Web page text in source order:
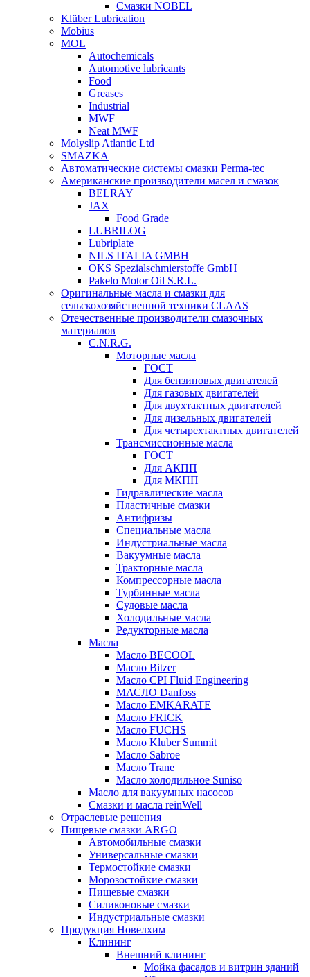
Смазки NOBEL
Klüber Lubrication
Mobius
MOL
Autochemicals
Automotive lubricants
Food
Greases
Industrial
MWF
Neat MWF
Molyslip Atlantic Ltd
SMAZKA
Автоматические системы смазки Perma-tec
Американские производители масел и смазок
BELRAY
JAX
Food Grade
LUBRILOG
Lubriplate
NILS ITALIA GMBH
OKS Spezialschmierstoffe GmbH
Pakelo Motor Oil S.R.L.
Оригинальные масла и смазки для
сельскохозяйственной техники CLAAS
Отечественные производители смазочных
материалов
C.N.R.G.
Моторные масла
ГОСТ
Для бензиновых двигателей
Для газовых двигателей
Для двухтактных двигателей
Для дизельных двигателей
Для четырехтактных двигателей
Трансмиссионные масла
ГОСТ
Для АКПП
Для МКПП
Гидравлические масла
Пластичные смазки
Антифризы
Специальные масла
Индустриальные масла
Вакуумные масла
Тракторные масла
Компрессорные масла
Турбинные масла
Судовые масла
Холодильные масла
Редукторные масла
Масла
Масло BECOOL
Масло Bitzer
Масло CPI Fluid Engineering
МАСЛО Danfoss
Масло EMKARATE
Масло FRICK
Масло FUCHS
Масло Kluber Summit
Масло Sabroe
Масло Trane
Масло холодильное Suniso
Масло для вакуумных насосов
Смазки и масла reinWell
Отраслевые решения
Пищевые смазки ARGO
Автомобильные смазки
Универсальные смазки
Термостойкие смазки
Морозостойкие смазки
Пищевые смазки
Силиконовые смазки
Индустриальные смазки
Продукция Новелхим
Клининг
Внешний клининг
Мойка фасадов и витрин зданий